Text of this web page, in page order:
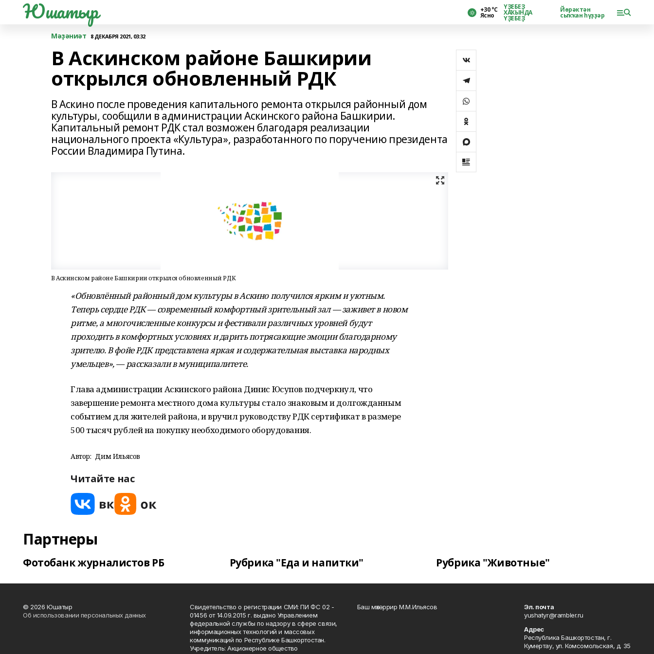
Юшатыр +30 °С
Ясно
ҮҘЕБЕҘ
ХАҠЫНДА
ҮҘЕБЕҘ
Йөрәктән
сыҡҡан һүҙҙәр
Мәҙәниәт 8 ДЕКАБРЯ 2021, 03:32
В Аскинском районе Башкирии
открылся обновленный РДК
В Аскино после проведения капитального ремонта открылся районный дом
культуры, сообщили в администрации Аскинского района Башкирии.
Капитальный ремонт РДК стал возможен благодаря реализации
национального проекта «Культура», разработанного по поручению президента
России Владимира Путина.
В Аскинском районе Башкирии открылся обновленный РДК
«Обновлённый районный дом культуры в Аскино получился ярким и уютным.
Теперь сердце РДК — современный комфортный зрительный зал — заживет в новом
ритме, а многочисленные конкурсы и фестивали различных уровней будут
проходить в комфортных условиях и дарить потрясающие эмоции благодарному
зрителю. В фойе РДК представлена яркая и содержательная выставка народных
умельцев», — рассказали в муниципалитете.
Глава администрации Аскинского района Динис Юсупов подчеркнул, что
завершение ремонта местного дома культуры стало знаковым и долгожданным
событием для жителей района, и вручил руководству РДК сертификат в размере
500 тысяч рублей на покупку необходимого оборудования.
Автор: Дим Ильясов
Читайте нас
Партнеры
Фотобанк журналистов РБ Рубрика "Еда и напитки" Рубрика "Животные"
© 2026 Юшатыр
Об использовании персональных данных
Свидетельство о регистрации СМИ: ПИ ФС 02 -
01456 от 14.09.2015 г. выдано Управлением
федеральной службы по надзору в сфере связи,
информационных технологий и массовых
коммуникаций по Республике Башкортостан.
Учредитель: Акционерное общество
Баш мөхәррир М.М.Ильясов
Эл. почта
yushatyr@rambler.ru
Адрес
Республика Башкортостан, г.
Кумертау, ул. Комсомольская, д. 35